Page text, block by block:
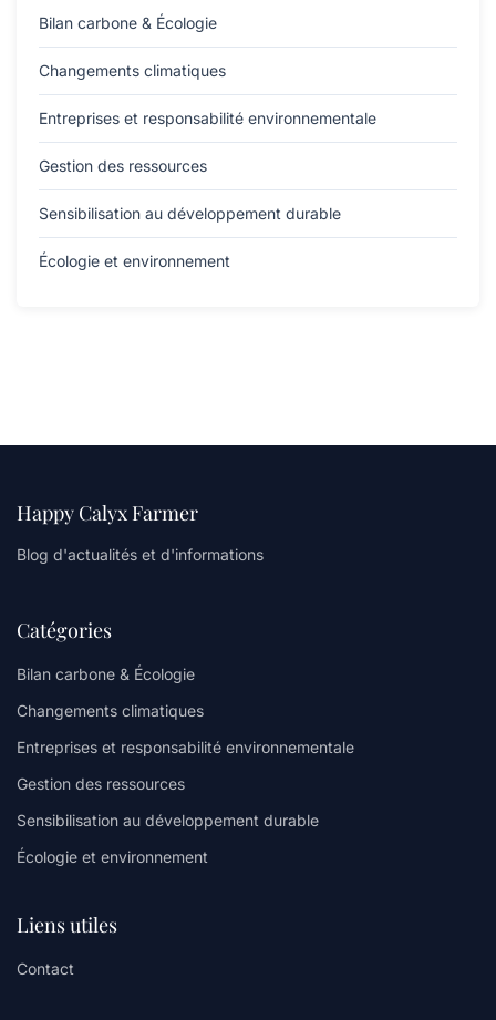
Bilan carbone & Écologie
Changements climatiques
Entreprises et responsabilité environnementale
Gestion des ressources
Sensibilisation au développement durable
Écologie et environnement
Happy Calyx Farmer
Blog d'actualités et d'informations
Catégories
Bilan carbone & Écologie
Changements climatiques
Entreprises et responsabilité environnementale
Gestion des ressources
Sensibilisation au développement durable
Écologie et environnement
Liens utiles
Contact